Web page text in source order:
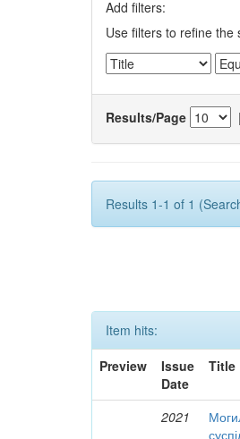
Add filters:
Use filters to refine the
Results/Page |
Results 1-1 of 1
Item hits:
Preview
Issue
Date
Title
2021